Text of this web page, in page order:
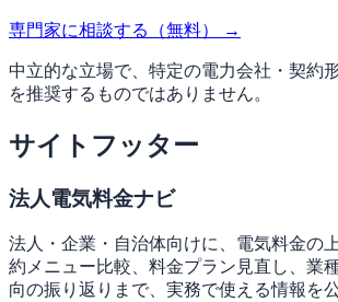
専門家に相談する（無料） →
中立的な立場で、特定の電力会社・契約
を推奨するものではありません。
サイトフッター
法人電気料金ナビ
法人・企業・自治体向けに、電気料金の
約メニュー比較、料金プラン見直し、業
向の振り返りまで、実務で使える情報を